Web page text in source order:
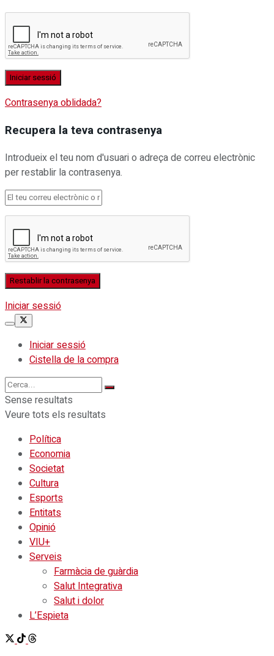
Contrasenya oblidada?
Recupera la teva contrasenya
Introdueix el teu nom d'usuari o adreça de correu electrònic
per restablir la contrasenya.
Iniciar sessió
Iniciar sessió
Cistella de la compra
Sense resultats
Veure tots els resultats
Política
Economia
Societat
Cultura
Esports
Entitats
Opinió
VIU+
Serveis
Farmàcia de guàrdia
Salut Integrativa
Salut i dolor
L’Espieta